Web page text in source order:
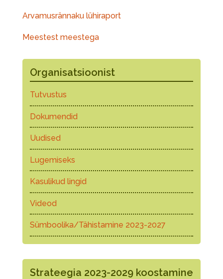
Arvamusrännaku lühiraport
Meestest meestega
Organisatsioonist
Tutvustus
Dokumendid
Uudised
Lugemiseks
Kasulikud lingid
Videod
Sümboolika/Tähistamine 2023-2027
Strateegia 2023-2029 koostamine